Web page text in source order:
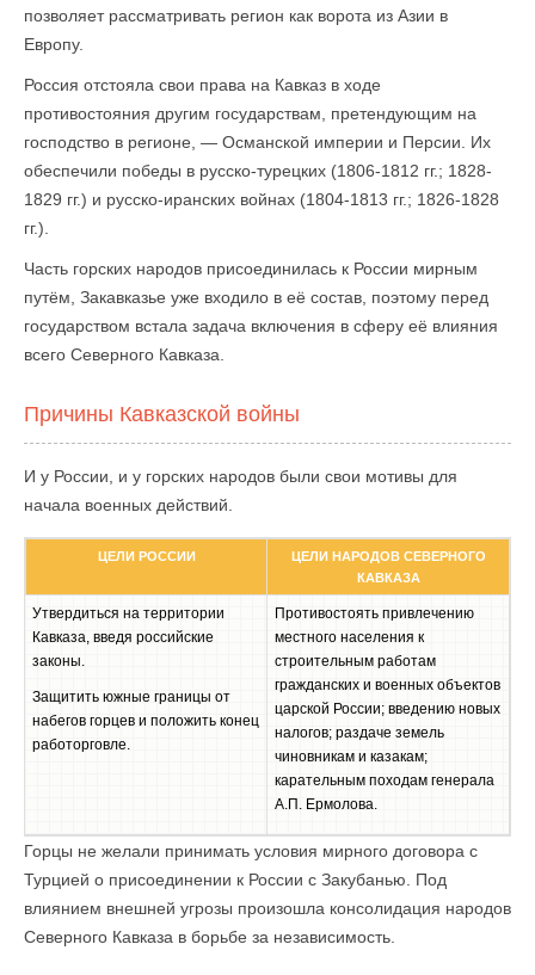
позволяет рассматривать регион как ворота из Азии в
Европу.
Россия отстояла свои права на Кавказ в ходе
противостояния другим государствам, претендующим на
господство в регионе, — Османской империи и Персии. Их
обеспечили победы в русско-турецких (1806-1812 гг.; 1828-
1829 гг.) и русско-иранских войнах (1804-1813 гг.; 1826-1828
гг.).
Часть горских народов присоединилась к России мирным
путём, Закавказье уже входило в её состав, поэтому перед
государством встала задача включения в сферу её влияния
всего Северного Кавказа.
Причины Кавказской войны
И у России, и у горских народов были свои мотивы для
начала военных действий.
ЦЕЛИ РОССИИ
ЦЕЛИ НАРОДОВ СЕВЕРНОГО
КАВКАЗА
Утвердиться на территории
Кавказа, введя российские
законы.
Защитить южные границы от
набегов горцев и положить конец
работорговле.
Противостоять привлечению
местного населения к
строительным работам
гражданских и военных объектов
царской России; введению новых
налогов; раздаче земель
чиновникам и казакам;
карательным походам генерала
А.П. Ермолова.
Горцы не желали принимать условия мирного договора с
Турцией о присоединении к России с Закубанью. Под
влиянием внешней угрозы произошла консолидация народов
Северного Кавказа в борьбе за независимость.